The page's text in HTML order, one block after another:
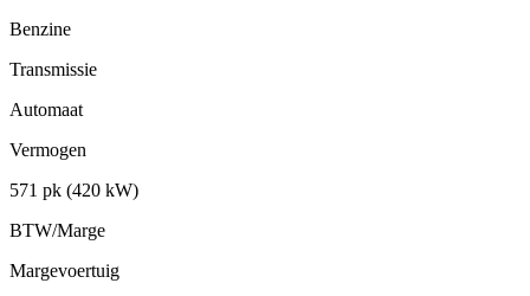
Benzine
Transmissie
Automaat
Vermogen
571 pk (420 kW)
BTW/Marge
Margevoertuig